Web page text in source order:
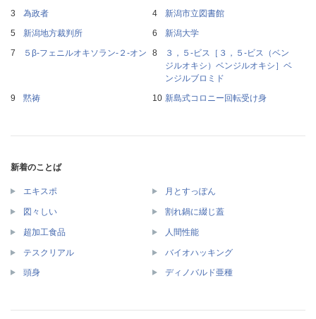
為政者
新潟市立図書館
新潟地方裁判所
新潟大学
５β‐フェニルオキソラン‐２‐オン
３，５‐ビス［３，５‐ビス（ベン
ジルオキシ）ベンジルオキシ］ベ
ンジルブロミド
黙祷
新島式コロニー回転受け身
新着のことば
エキスポ 月とすっぽん
図々しい 割れ鍋に綴じ蓋
超加工食品 人間性能
テスクリアル バイオハッキング
頭身 ディノバルド亜種